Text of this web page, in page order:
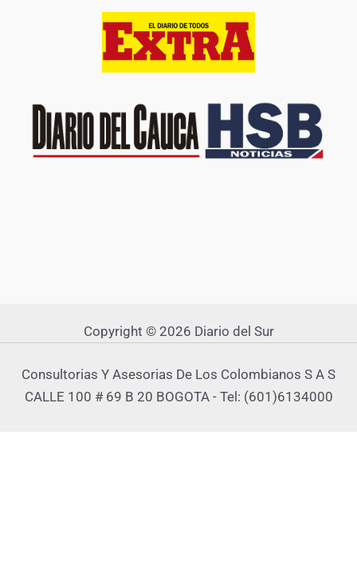
Copyright © 2026 Diario del Sur
Consultorias Y Asesorias De Los Colombianos S A S
CALLE 100 # 69 B 20 BOGOTA - Tel: (601)6134000